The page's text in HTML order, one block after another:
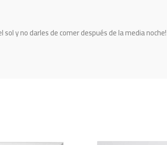
y no darles de comer después de la media noche!